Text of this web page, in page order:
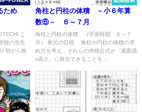
ため
こ
校の先生
朝から晩
角柱と円柱の体積 －小６年算
数⑥－ ６～７月
角柱と円柱の体積 （学習時期 ６～７
月） 単元の目標 角柱や円柱の体積の求
め方を考え，それらの求積公式が「底面積
×高さ」に統合できることを...